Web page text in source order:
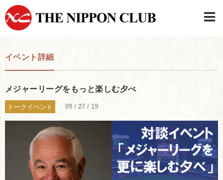
イベント詳細
メジャーリーグをもっと楽しむ夕べ
トークイベント 09 / 27 / 19
日本クラブメンバーログイン
連絡先・駐車場
はじめてご利用の方はこちら